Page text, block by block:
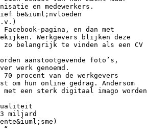
en medewerkers.
be&iuml;nvloeden
Facebook-pagina, en dan met
Werkgevers blijken deze
belangrijk te vinden als een CV
aanstootgevende foto’s,
werk genoemd.
procent van de werkgevers
om hun online gedrag. Andersom
een sterk digitaal imago worden
miljard
“